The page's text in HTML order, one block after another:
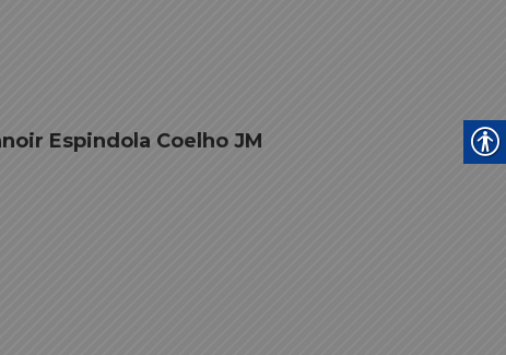
Espindola Coelho JM